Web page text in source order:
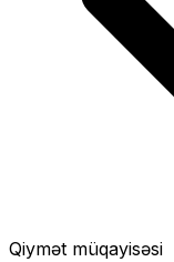
Qiymət müqayisəsi